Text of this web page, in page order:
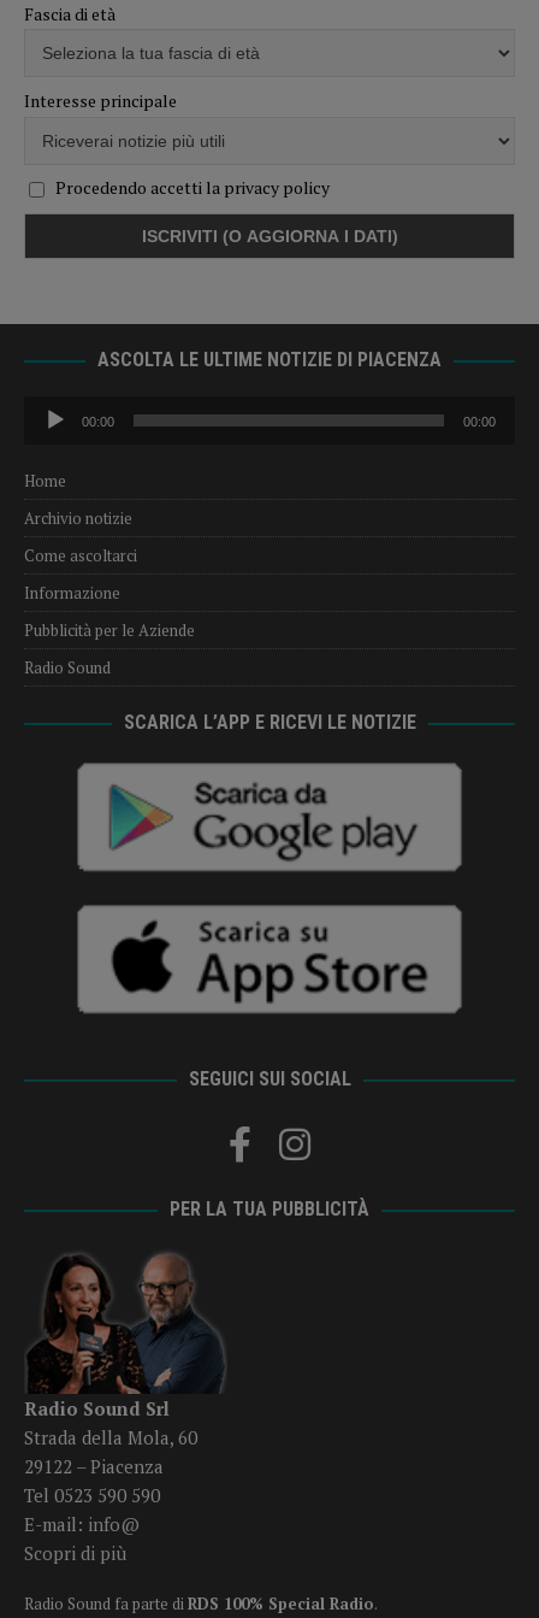
Fascia di età
Interesse principale
Procedendo accetti la privacy policy
ASCOLTA LE ULTIME NOTIZIE DI PIACENZA
Audio
Player
00:00 00:00
Home
Archivio notizie
Come ascoltarci
Informazione
Pubblicità per le Aziende
Radio Sound
SCARICA L’APP E RICEVI LE NOTIZIE
SEGUICI SUI SOCIAL
PER LA TUA PUBBLICITÀ
Radio Sound Srl
Strada della Mola, 60
29122 – Piacenza
Tel 0523 590 590
E-mail: info@
Scopri di più
Radio Sound fa parte diRDS 100% Special Radio.